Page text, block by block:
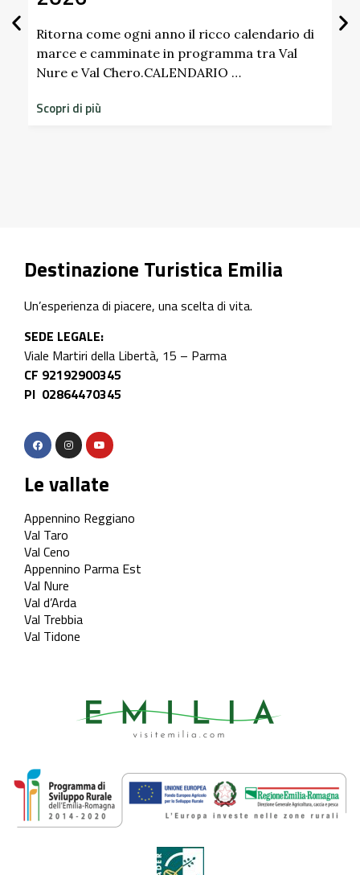
di
tra Val
Pallavicino
Scopri i profumi inaspettati di erbe e
Destinazione Turistica Emilia
Un’esperienza di piacere, una scelta di vita.
SEDE LEGALE:
Viale Martiri della Libertà, 15 – Parma
CF 92192900345
PI 02864470345
Le vallate
Appennino Reggiano
Val Taro
Val Ceno
Appennino Parma Est
Val Nure
Val d’Arda
Val Trebbia
Val Tidone